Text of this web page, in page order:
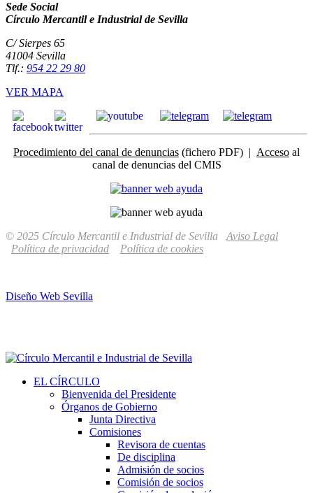
Sede Social
Círculo Mercantil e Industrial de Sevilla
C/ Sierpes 65
41004 Sevilla
Tlf.: 954 22 29 80
VER MAPA
Procedimiento del canal de denuncias (fichero PDF) | Acceso al
canal de denuncias del CMIS
© 2025 Círculo Mercantil e Industrial de Sevilla Aviso Legal
Política de privacidad
Política de cookies
Diseño Web Sevilla
EL CÍRCULO
Bienvenida del Presidente
Órganos de Gobierno
Junta Directiva
Comisiones
Revisora de cuentas
De disciplina
Admisión de socios
Comisión de socios